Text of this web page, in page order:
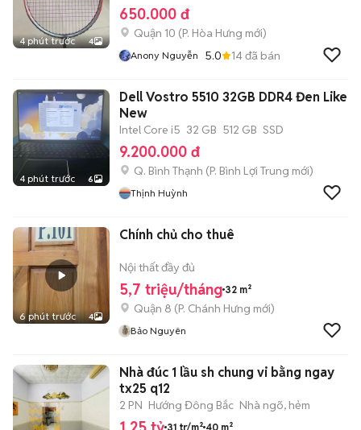
4 phút trước 4
650.000 đ
Quận 10 (P. Hòa Hưng mới)
Anony Nguyễn 5.0 14đã bán
4 phút trước 6
Dell Vostro 5510 32GB DDR4 Đen Like
New
Intel Core i5 32 GB 512 GB SSD
9.200.000 đ
Q. Bình Thạnh (P. Bình Lợi Trung mới)
Thịnh Huỳnh
6 phút trước 4
Chính chủ cho thuê
Nội thất đầy đủ
5,7 triệu/tháng 32 m²
Quận 8 (P. Chánh Hưng mới)
Bảo Nguyên
Nhà đúc 1 lầu sh chung vi bằng ngay
tx25 q12
2 PN Hướng Đông Bắc Nhà ngõ, hẻm
31 tr/m² 40 m²